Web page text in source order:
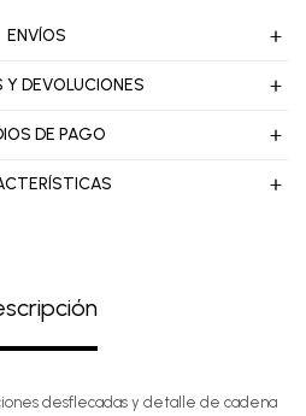
ENVÍOS
DEVOLUCIONES
DE PAGO
desflecadas y detalle de cadena